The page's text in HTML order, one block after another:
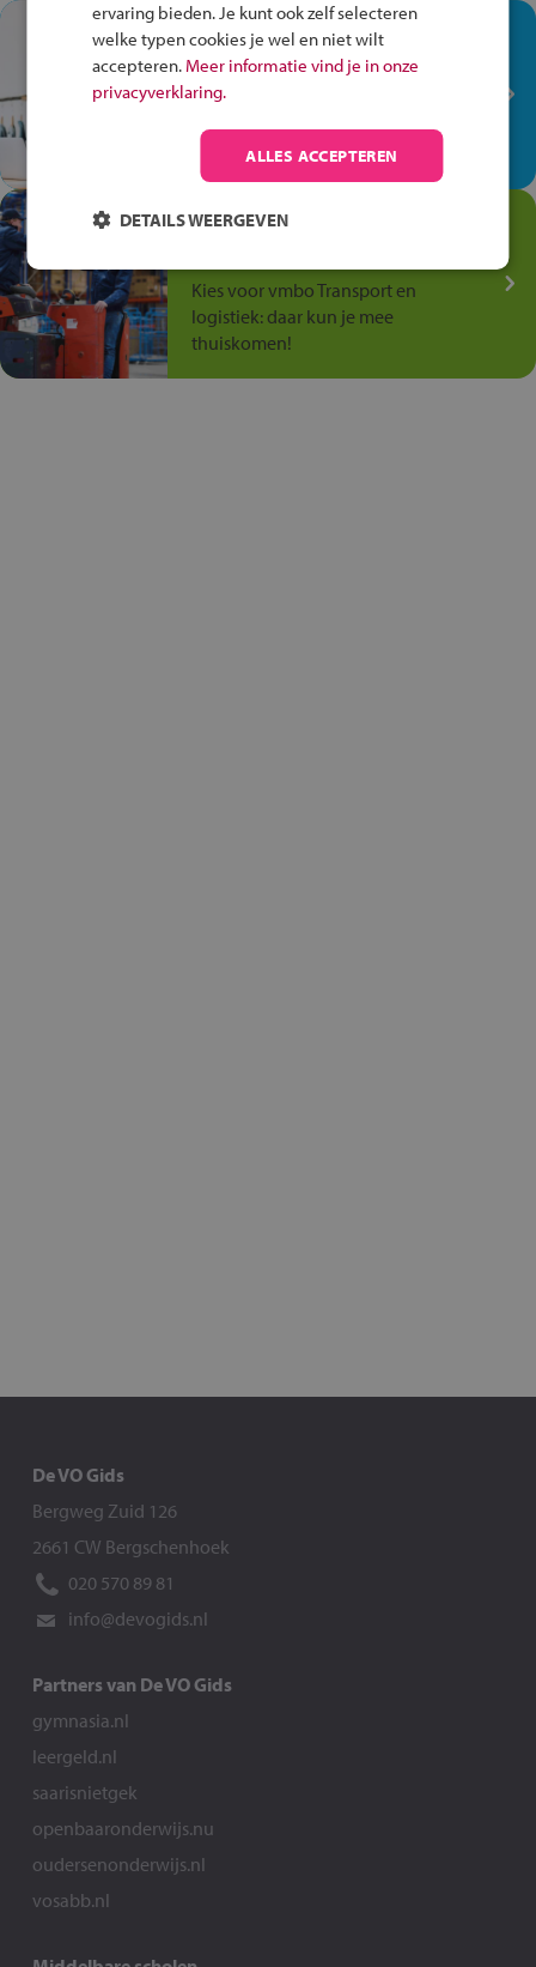
In de winkel ben je op je
plek!
Ontdek via het vmbo jouw talent
op de winkelvloer, waar elke dag
anders is!
Jouw talent in de
Kies voor vmbo Transport en
logistiek: daar kun je mee
thuiskomen!
De VO Gids
Bergweg Zuid 126
2661 CW Bergschenhoek
020 570 89 81
info@devogids.nl
Partners van De VO Gids
gymnasia.nl
leergeld.nl
saarisnietgek
openbaaronderwijs.nu
oudersenonderwijs.nl
vosabb.nl
ervaring bieden. Je kunt ook zelf selecteren
welke typen cookies je wel en niet wilt
accepteren. Meer informatie vind je in onze
privacyverklaring.
ALLES ACCEPTEREN
DETAILS WEERGEVEN